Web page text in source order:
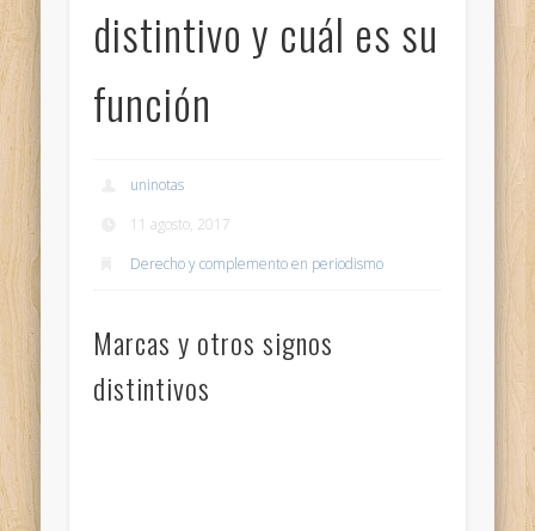
distintivo y cuál es su
función
uninotas
11 agosto, 2017
Derecho y complemento en periodismo
Marcas y otros signos
distintivos